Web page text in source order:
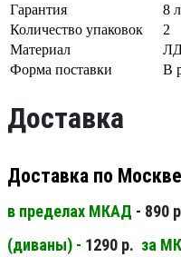
Гарантия
8
Количество упаковок
2
Материал
Форма поставки
В
Доставка
Доставка по
в пределах МКАД - 890
(диваны) - 1290 р. за